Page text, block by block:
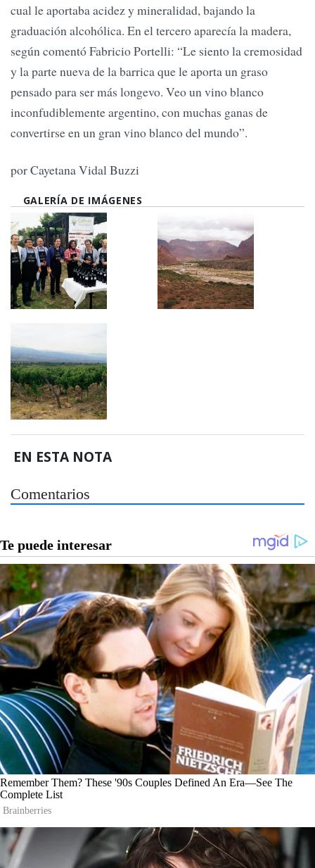
cual le aportaba acidez y mineralidad, bajando la
graduación alcohólica. En el tercero aparecía la madera,
según comentó Fabricio Portelli: “Le siento la cremosidad
y la parte nueva de la barrica que le aporta un graso
pensado para ser más longevo. Veo un vino blanco
inconfudiblemente argentino, con muchas ganas de
convertirse en un gran vino blanco del mundo”.
por Cayetana Vidal Buzzi
GALERÍA DE IMÁGENES
EN ESTA NOTA
Comentarios